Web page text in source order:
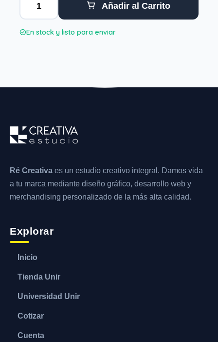
Añadir al Carrito
En stock y listo para enviar
Ré Creativa es un estudio creativo integral. Damos vida
a tu marca mediante diseño gráfico, desarrollo web y
merchandising personalizado de la más alta calidad.
Explorar
Inicio
Tienda Unir
Universidad Unir
Cotizar
Cuenta